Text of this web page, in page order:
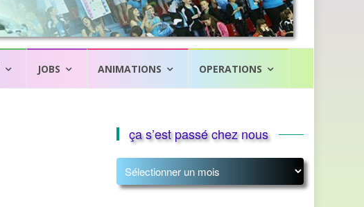
JOBS ANIMATIONS OPERATIONS
ça s’est passé chez nous
ça
s’est
passé